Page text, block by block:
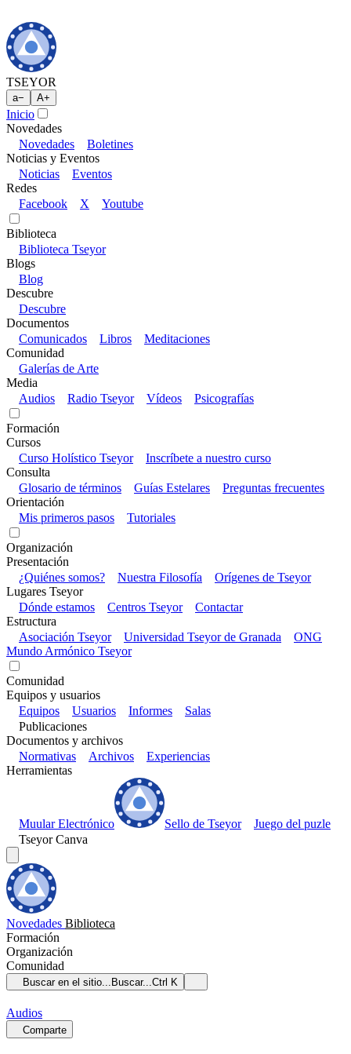
TSEYOR
a− A+
Inicio
Novedades
Novedades
Boletines
Noticias y Eventos
Noticias
Eventos
Redes
Facebook
X Youtube
Biblioteca
Biblioteca Tseyor
Blogs
Blog
Descubre
Descubre
Documentos
Comunicados
Libros
Meditaciones
Comunidad
Galerías de Arte
Media
Audios
Radio Tseyor Vídeos Psicografías
Formación
Cursos
Curso Holístico Tseyor
Inscríbete a nuestro curso
Consulta
Glosario de términos
Guías Estelares
Preguntas frecuentes
Orientación
Mis primeros pasos
Tutoriales
Organización
Presentación
¿Quiénes somos?
Nuestra Filosofía
Orígenes de Tseyor
Lugares Tseyor
Dónde estamos
Centros Tseyor
Contactar
Estructura
Asociación Tseyor
Universidad Tseyor de Granada
ONG
Mundo Armónico Tseyor
Comunidad
Equipos y usuarios
Equipos
Usuarios Informes
Salas
Publicaciones
Documentos y archivos
Normativas
Archivos
Experiencias
Herramientas
Muular Electrónico Sello de Tseyor
Juego del puzle
Tseyor Canva
Novedades Biblioteca
Formación
Organización
Comunidad
Buscar en el sitio... Buscar...Ctrl K
Audios
Comparte